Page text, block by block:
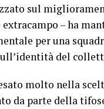
sul
– ha
per una
del
molto nella
da parte della